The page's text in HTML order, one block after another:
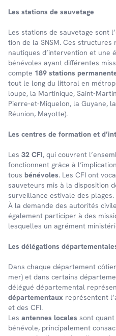
Les stations de sauve­tage
Les stations de sauve­tage sont
tion de la SNSM. Ces struc­tures
nautiques d’in­ter­ven­tion et une
bénévoles ayant différentes
comp­te 189 stations
tout le long du litto­ral en
loupe, la Marti­nique, Saint-
Pierre-et-Mique­lon, la Guyane,
Réunion, Mayotte).
Les centres de forma­tion et
Les 32 CFI, qui couvrent
fonc­tionnent grâce à
tous béné­voles. Les CFI ont
sauve­teurs mis à la dispo­si­tion
surveillance esti­vale des plages.
À la demande des auto­ri­tés
égale­ment parti­ci­per à des
lesquelles un agré­ment
Les délé­ga­tions
Dans chaque dépar­te­ment
mer) et dans certains
délé­gué dépar­te­men­tal
départementaux représentent
et des CFI.
Les antennes locales sont
bénévole, principalement